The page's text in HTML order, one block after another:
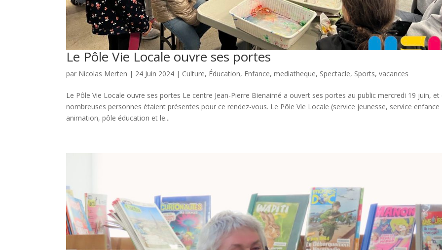
Le Pôle Vie Locale ouvre ses portes
par Nicolas Merten | 24 Juin 2024 | Culture, Éducation, Enfance,mediatheque, Spectacle, Sports,vacances
Le Pôle Vie Locale ouvre ses portes Le centre Jean-Pierre Bienaimé a ouvert ses portes au public mercredi 19 juin, et
nombreuses personnes étaient présentes pour ce rendez-vous. Le Pôle Vie Locale (service jeunesse, service enfance
animation, pôle éducation et le...